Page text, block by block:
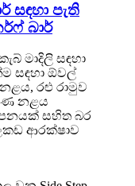
සඳහා පැති
බාර්
මාදිලි සඳහා
සඳහා ඕවල්
රළු රාමුව
නළය
සහිත බර
ආරක්ෂාව